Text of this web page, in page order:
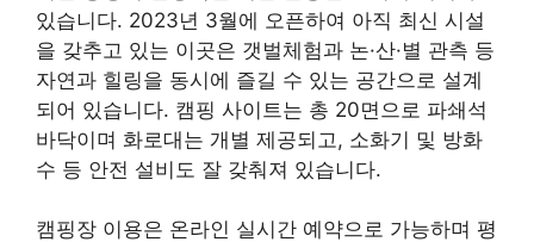
있습니다. 2023년 3월에 오픈하여 아직 최신 시설
을 갖추고 있는 이곳은 갯벌체험과 논·산·별 관측 등
자연과 힐링을 동시에 즐길 수 있는 공간으로 설계
되어 있습니다. 캠핑 사이트는 총 20면으로 파쇄석
바닥이며 화로대는 개별 제공되고, 소화기 및 방화
수 등 안전 설비도 잘 갖춰져 있습니다.
캠핑장 이용은 온라인 실시간 예약으로 가능하며 평